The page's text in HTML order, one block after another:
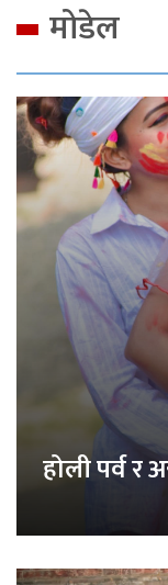
मोडेल
होली पर्व र